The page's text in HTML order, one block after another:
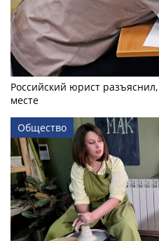
Российский юрист
месте
Общество